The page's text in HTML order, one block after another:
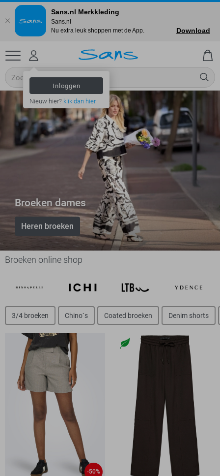
Inloggen
Nieuw hier? klik dan hier
Broeken dames
Heren broeken
Broeken online shop
3/4 broeken Chino`s Coated broeken Denim shorts
-50%
Sans.nl Merkkleding
Sans.nl
Nu extra leuk shoppen met de App.
Download